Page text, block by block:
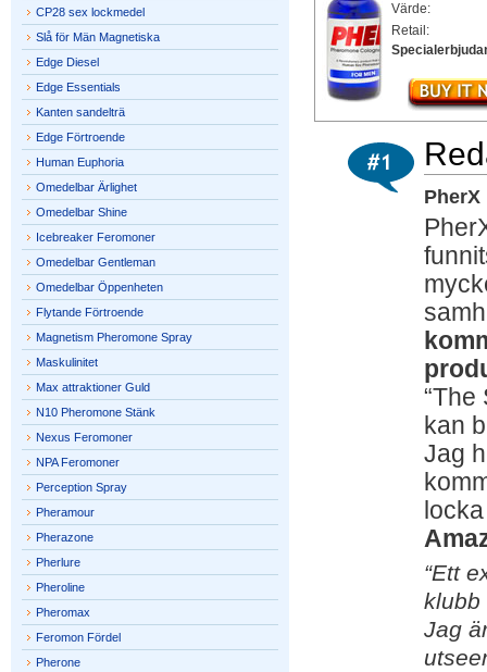
Värde:
Retail:
“The
kan
Jag
“Ett
klubb
Jag
CP28 sex lockmedel
Slå för Män Magnetiska
Edge Diesel
Edge Essentials
Kanten sandelträ
Edge Förtroende
Human Euphoria
Omedelbar Ärlighet
Omedelbar Shine
Icebreaker Feromoner
Omedelbar Gentleman
Omedelbar Öppenheten
Flytande Förtroende
Magnetism Pheromone Spray
Maskulinitet
Max attraktioner Guld
N10 Pheromone Stänk
Nexus Feromoner
NPA Feromoner
Perception Spray
Pheramour
Pherazone
Pherlure
Pheroline
Pheromax
Feromon Fördel
Pherone